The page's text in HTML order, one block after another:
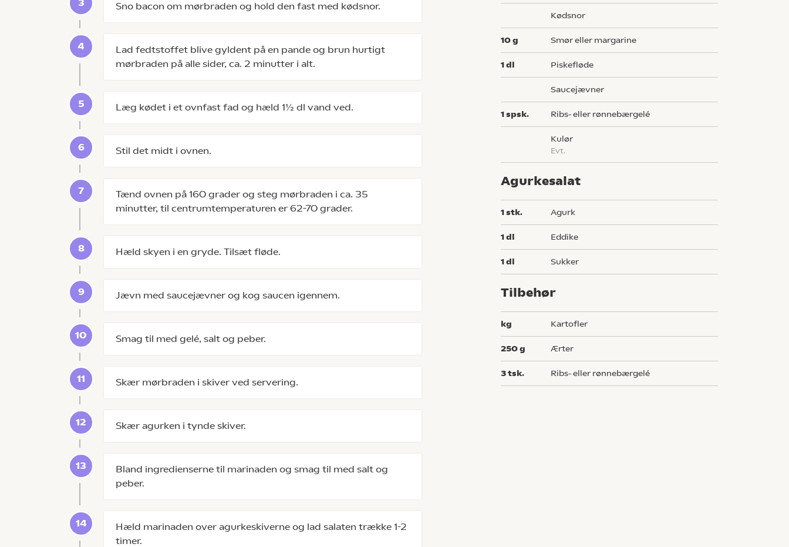
Sno bacon om mørbraden og hold den fast med kødsnor.
Lad fedtstoffet blive gyldent på en pande og brun hurtigt
mørbraden på alle sider, ca. 2 minutter i alt.
Læg kødet i et ovnfast fad og hæld 1½ dl vand ved.
Stil det midt i ovnen.
Tænd ovnen på 160 grader og steg mørbraden i ca. 35
minutter, til centrumtemperaturen er 62-70 grader.
Hæld skyen i en gryde. Tilsæt fløde.
Jævn med saucejævner og kog saucen igennem.
Smag til med gelé, salt og peber.
Skær mørbraden i skiver ved servering.
Skær agurken i tynde skiver.
Bland ingredienserne til marinaden og smag til med salt og
peber.
Hæld marinaden over agurkeskiverne og lad salaten trække 1-2
timer.
kødsnor
10g Smør eller margarine
1dl piskefløde
saucejævner
1spsk. ribs- eller rønnebærgelé
kulør
evt.
Agurkesalat
1stk. agurk
1dl eddike
1dl sukker
Tilbehør
kg kartofler
250g ærter
3tsk. ribs- eller rønnebærgelé